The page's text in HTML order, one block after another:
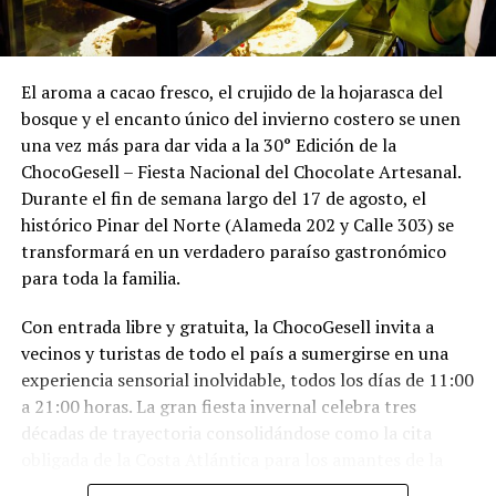
El aroma a cacao fresco, el crujido de la hojarasca del
bosque y el encanto único del invierno costero se unen
una vez más para dar vida a la 30° Edición de la
ChocoGesell – Fiesta Nacional del Chocolate Artesanal.
Durante el fin de semana largo del 17 de agosto, el
histórico Pinar del Norte (Alameda 202 y Calle 303) se
transformará en un verdadero paraíso gastronómico
para toda la familia.
Con entrada libre y gratuita, la ChocoGesell invita a
vecinos y turistas de todo el país a sumergirse en una
experiencia sensorial inolvidable, todos los días de 11:00
a 21:00 horas. La gran fiesta invernal celebra tres
décadas de trayectoria consolidándose como la cita
buena repostería, el paisaje natural y la tradición